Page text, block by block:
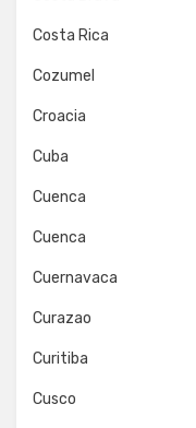
Costa Rica
Cozumel
Croacia
Cuba
Cuenca
Cuenca
Cuernavaca
Curazao
Curitiba
Cusco